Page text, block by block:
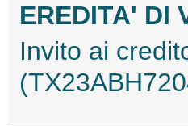
EREDITA' DI
Invito ai